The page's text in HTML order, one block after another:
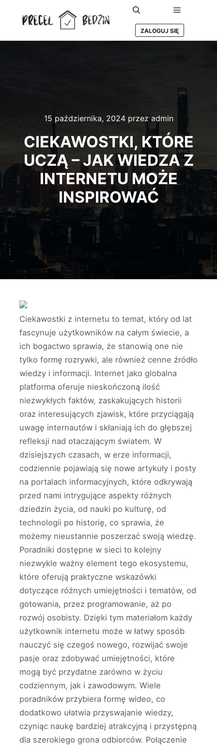
Szukaj Główne
ZALOGUJ SIĘ
15 października, 2024przezadmin
CIEKAWOSTKI, KTÓRE
UCZĄ – JAK WIEDZA Z
INTERNETU MOŻE
INSPIROWAĆ
Ciekawostki z internetu to temat, który od lat
fascynuje użytkowników na całym świecie, a
ich bogactwo sprawia, że stanowią one nie
tylko formę rozrywki, ale również cenne źródło
wiedzy i informacji. Internet jako globalna
platforma oferuje nieskończoną ilość
niezwykłych faktów, zaskakujących historii
oraz interesujących zjawisk, które przyciągają
uwagę internautów i skłaniają ich do głębszej
refleksji nad otaczającym światem. W
dzisiejszych czasach, w erze informacji,
codziennie pojawiają się nowe artykuły i posty
na portalach informacyjnych, które odkrywają
przed nami intrygujące aspekty różnych
dziedzin życia, od nauki po kulturę, od
technologii po historię, co sprawia, że
możemy nieustannie poszerzać swoją wiedzę.
Poradniki dostępne w sieci to kolejny
niezwykle ważny element tego ekosystemu,
które oferują praktyczne wskazówki
dotyczące różnych umiejętności i tematów, od
gotowania, przez programowanie, aż po
rozwój osobisty. Dzięki tym materiałom każdy
użytkownik internetu może w łatwy sposób
nauczyć się czegoś nowego, rozwijać swoje
pasje oraz zdobywać umiejętności, które
mogą być przydatne zarówno w życiu
codziennym, jak i zawodowym. Wiele
poradników przybiera formę wideo, co
dodatkowo ułatwia przyswajanie wiedzy,
czyniąc naukę bardziej atrakcyjną i przystępną
dla szerokiego grona odbiorców. Połączenie